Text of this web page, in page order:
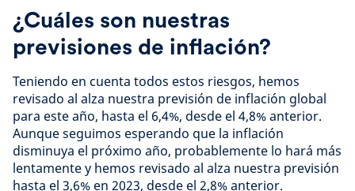
¿Cuáles son nuestras
previsiones de inflación?
Teniendo en cuenta todos estos riesgos, hemos
revisado al alza nuestra previsión de inflación global
para este año, hasta el 6,4%, desde el 4,8% anterior.
Aunque seguimos esperando que la inflación
disminuya el próximo año, probablemente lo hará más
lentamente y hemos revisado al alza nuestra previsión
hasta el 3,6% en 2023, desde el 2,8% anterior.